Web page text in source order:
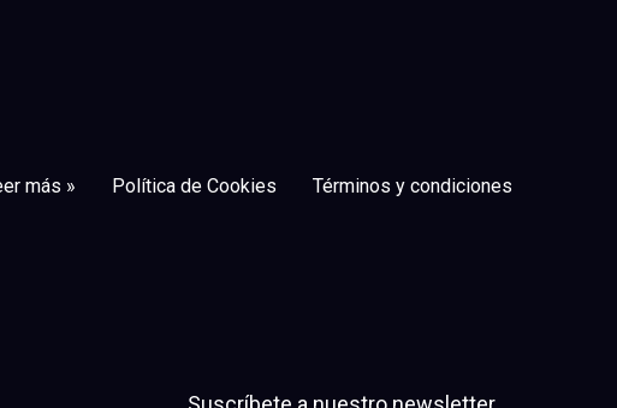
más » Política de Cookies Términos y condiciones
facebook
x linkedinyoutubeinstagram
spotify